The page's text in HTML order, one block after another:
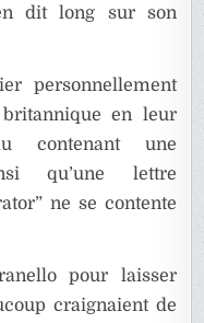
dit long sur son
personnellement
en leur
contenant une
qu’une lettre
ne se contente
pour laisser
craignaient de